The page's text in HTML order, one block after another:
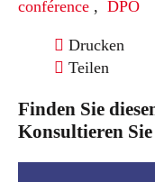
conférence , DPO
Drucken
Teilen
Finden Sie
Konsultieren